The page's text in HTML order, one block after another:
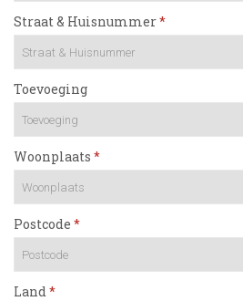
Straat & Huisnummer
Toevoeging
Woonplaats
Postcode
Land